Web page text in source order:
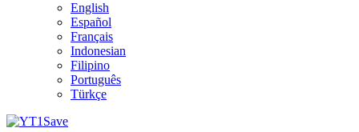
English
Español
Français
Indonesian
Filipino
Português
Türkçe